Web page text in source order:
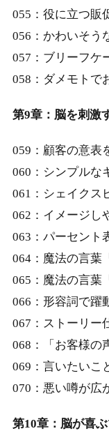
055：役に立つ販
056：かわいそう
057：ブリーフケ
058：ダメモトで
第9章：脳を刺激
059：顧客の意表
060：シンプルな
061：シェイクス
062：イメージし
063：パーセント
064：魔法の言葉
065：魔法の言葉
066：形容詞で躍
067：ストーリー
068：「お客様の
069：言いたいこ
070：悪い噂が広
第10章：脳が喜